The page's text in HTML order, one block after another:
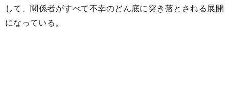
して、関係者がすべて不幸のどん底に突き落とされる展開
になっている。